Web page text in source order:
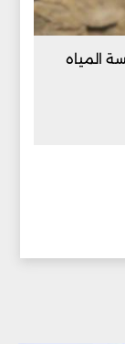
المياه